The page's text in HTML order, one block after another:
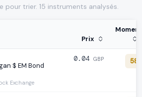
pour trier. 15 instruments analysés.
Prix
$ EM Bond
Exchange
0.04 GBP 58